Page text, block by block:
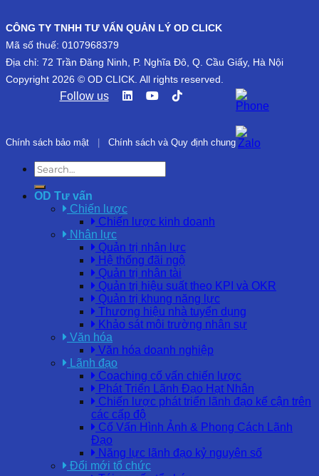
CÔNG TY TNHH TƯ VẤN QUẢN LÝ OD CLICK
Mã số thuế: 0107968379
Địa chỉ: 72 Trần Đăng Ninh, P. Nghĩa Đô, Q. Cầu Giấy, Hà Nội
Copyright 2026 © OD CLICK. All rights reserved.
Follow us
Chính sách bảo mật Chính sách và Quy định chung
OD Tư vấn
Chiến lược
Chiến lược kinh doanh
Nhân lực
Quản trị nhân lực
Hệ thống đãi ngộ
Quản trị nhân tài
Quản trị hiệu suất theo KPI và OKR
Quản trị khung năng lực
Thương hiệu nhà tuyển dụng
Khảo sát môi trường nhân sự
Văn hóa
Văn hóa doanh nghiệp
Lãnh đạo
Coaching cố vấn chiến lược
Phát Triển Lãnh Đạo Hạt Nhân
Chiến lược phát triển lãnh đạo kế cận trên
các cấp độ
Cố Vấn Hình Ảnh & Phong Cách Lãnh
Đạo
Năng lực lãnh đạo kỷ nguyên số
Đổi mới tổ chức